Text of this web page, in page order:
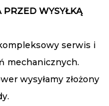
WYSYŁKĄ
serwis i
mechanicznych.
wysyłamy złożony